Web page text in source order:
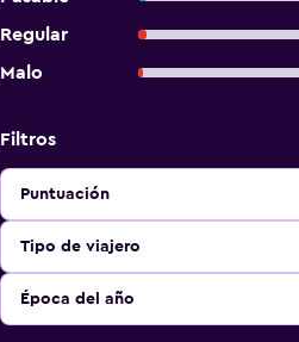
Regular
Malo
Filtros
Puntuación
Tipo de viajero
Época del año